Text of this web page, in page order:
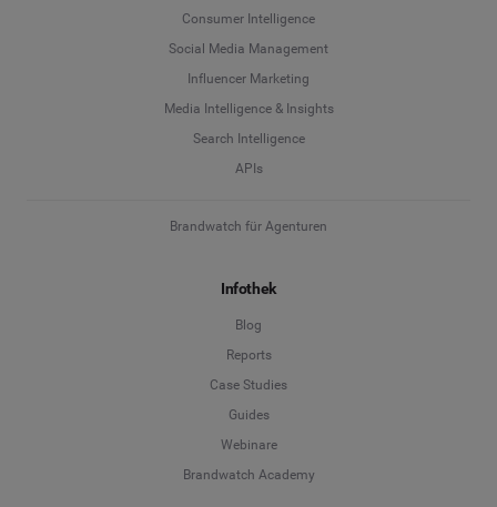
Consumer Intelligence
Social Media Management
Influencer Marketing
Media Intelligence & Insights
Search Intelligence
APIs
Brandwatch für Agenturen
Infothek
Blog
Reports
Case Studies
Guides
Webinare
Brandwatch Academy